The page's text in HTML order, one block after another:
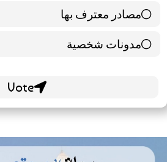
مصادر معترف بها
39 ( 65 % )
مدونات شخصية
21 ( 35 % )